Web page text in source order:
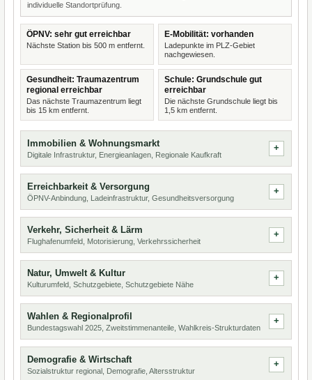
individuelle Standortprüfung.
ÖPNV: sehr gut erreichbar
Nächste Station bis 500 m entfernt.
E-Mobilität: vorhanden
Ladepunkte im PLZ-Gebiet
nachgewiesen.
Gesundheit: Traumazentrum
regional erreichbar
Das nächste Traumazentrum liegt
bis 15 km entfernt.
Schule: Grundschule gut
erreichbar
Die nächste Grundschule liegt bis
1,5 km entfernt.
Immobilien & Wohnungsmarkt
Digitale Infrastruktur, Energieanlagen, Regionale Kaufkraft
Erreichbarkeit & Versorgung
ÖPNV-Anbindung, Ladeinfrastruktur, Gesundheitsversorgung
Verkehr, Sicherheit & Lärm
Flughafenumfeld, Motorisierung, Verkehrssicherheit
Natur, Umwelt & Kultur
Kulturumfeld, Schutzgebiete, Schutzgebiete Nähe
Wahlen & Regionalprofil
Bundestagswahl 2025, Zweitstimmenanteile, Wahlkreis-Strukturdaten
Demografie & Wirtschaft
Sozialstruktur regional, Demografie, Altersstruktur